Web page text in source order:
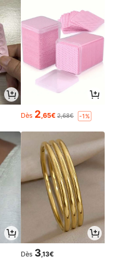
Dès 2,65€ 2,68€ -1%
Dès 3,13€